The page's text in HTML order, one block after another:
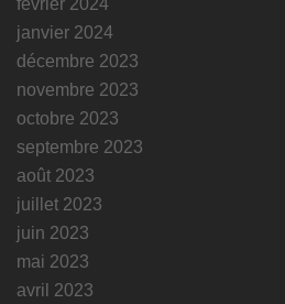
janvier 2024
décembre 2023
novembre 2023
octobre 2023
septembre 2023
août 2023
juillet 2023
juin 2023
mai 2023
avril 2023